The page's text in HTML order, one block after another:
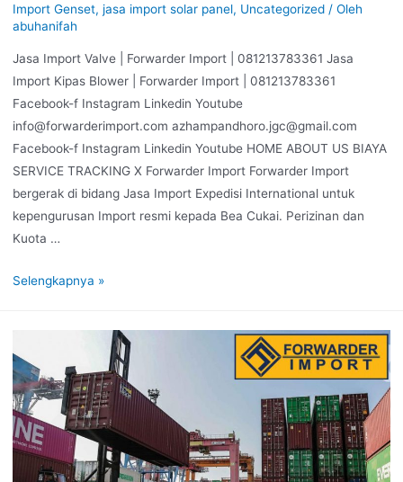
Import Genset, jasa import solar panel, Uncategorized/ Oleh
abuhanifah
Jasa Import Valve | Forwarder Import | 081213783361 Jasa
Import Kipas Blower | Forwarder Import | 081213783361
Facebook-f Instagram Linkedin Youtube
info@forwarderimport.com azhampandhoro.jgc@gmail.com
Facebook-f Instagram Linkedin Youtube HOME ABOUT US BIAYA
SERVICE TRACKING X Forwarder Import Forwarder Import
bergerak di bidang Jasa Import Expedisi International untuk
kepengurusan Import resmi kepada Bea Cukai. Perizinan dan
Kuota …
Selengkapnya »